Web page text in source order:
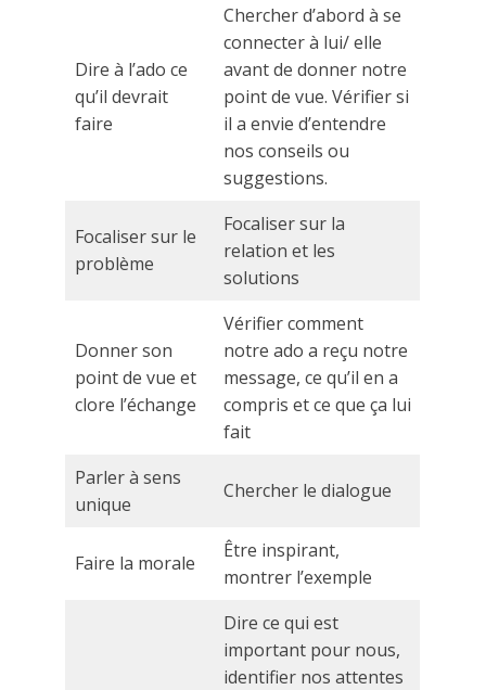
Dire à l’ado ce
qu’il devrait
faire
Chercher d’abord à se
connecter à lui/ elle
avant de donner notre
point de vue. Vérifier si
il a envie d’entendre
nos conseils ou
suggestions.
Focaliser sur le
problème
Focaliser sur la
relation et les
solutions
Donner son
point de vue et
clore l’échange
Vérifier comment
notre ado a reçu notre
message, ce qu’il en a
compris et ce que ça lui
fait
Parler à sens
unique
Chercher le dialogue
Faire la morale
Être inspirant,
montrer l’exemple
Dire ce qui est
important pour nous,
identifier nos attentes